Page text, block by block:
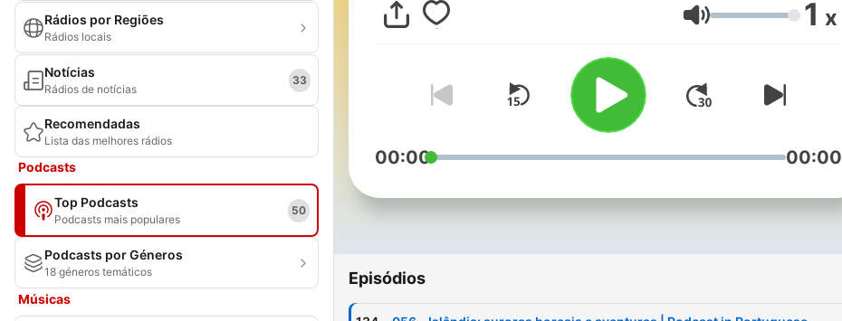
Rádios por Regiões
Rádios locais
Notícias
Rádios de notícias
33
Recomendadas
Lista das melhores rádios
Podcasts
Top Podcasts
Podcasts mais populares
50
Podcasts por Géneros
18 géneros temáticos
Músicas
Ou não entende tudo o que
brasileiros falam? Este podcast
vai te ajudar a melhorar em
todas as áreas do estudo da
língua portuguesa para que
você comece a falar como um
Volume 1 x
00:00 00:00
Episódios